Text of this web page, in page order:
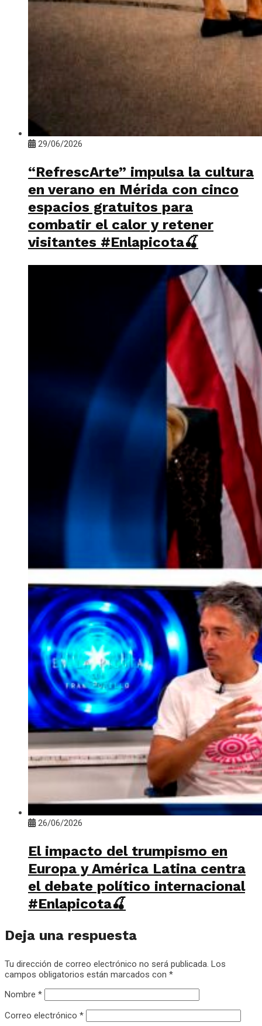
29/06/2026
“RefrescArte” impulsa la cultura
en verano en Mérida con cinco
espacios gratuitos para
combatir el calor y retener
visitantes #Enlapicota🍒
26/06/2026
El impacto del trumpismo en
Europa y América Latina centra
el debate político internacional
#Enlapicota🍒
Deja una respuesta
Tu dirección de correo electrónico no será publicada. Los
campos obligatorios están marcados con *
Nombre *
Correo electrónico *